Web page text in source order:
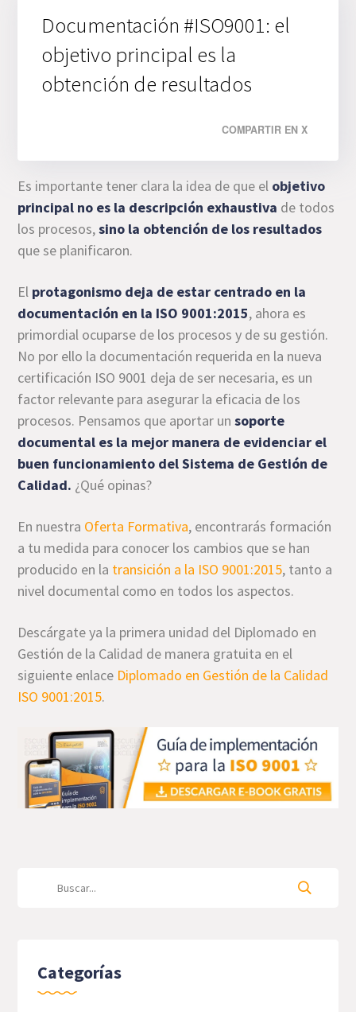
Documentación #ISO9001: el
objetivo principal es la
obtención de resultados
COMPARTIR EN X
Es importante tener clara la idea de que el objetivo
principal no es la descripción exhaustiva de todos
los procesos,sino la obtención de los resultados
que se planificaron.
El protagonismo deja de estar centrado en la
documentación en la ISO 9001:2015, ahora es
primordial ocuparse de los procesos y de su gestión.
No por ello la documentación requerida en la nueva
certificación ISO 9001 deja de ser necesaria, es un
factor relevante para asegurar la eficacia de los
procesos. Pensamos que aportar un soporte
documental es la mejor manera de evidenciar el
buen funcionamiento del Sistema de Gestión de
Calidad. ¿Qué opinas?
En nuestra Oferta Formativa, encontrarás formación
a tu medida para conocer los cambios que se han
producido en la transición a la ISO 9001:2015, tanto a
nivel documental como en todos los aspectos.
Descárgate ya la primera unidad del Diplomado en
Gestión de la Calidad de manera gratuita en el
siguiente enlace Diplomado en Gestión de la Calidad
ISO 9001:2015.
Categorías